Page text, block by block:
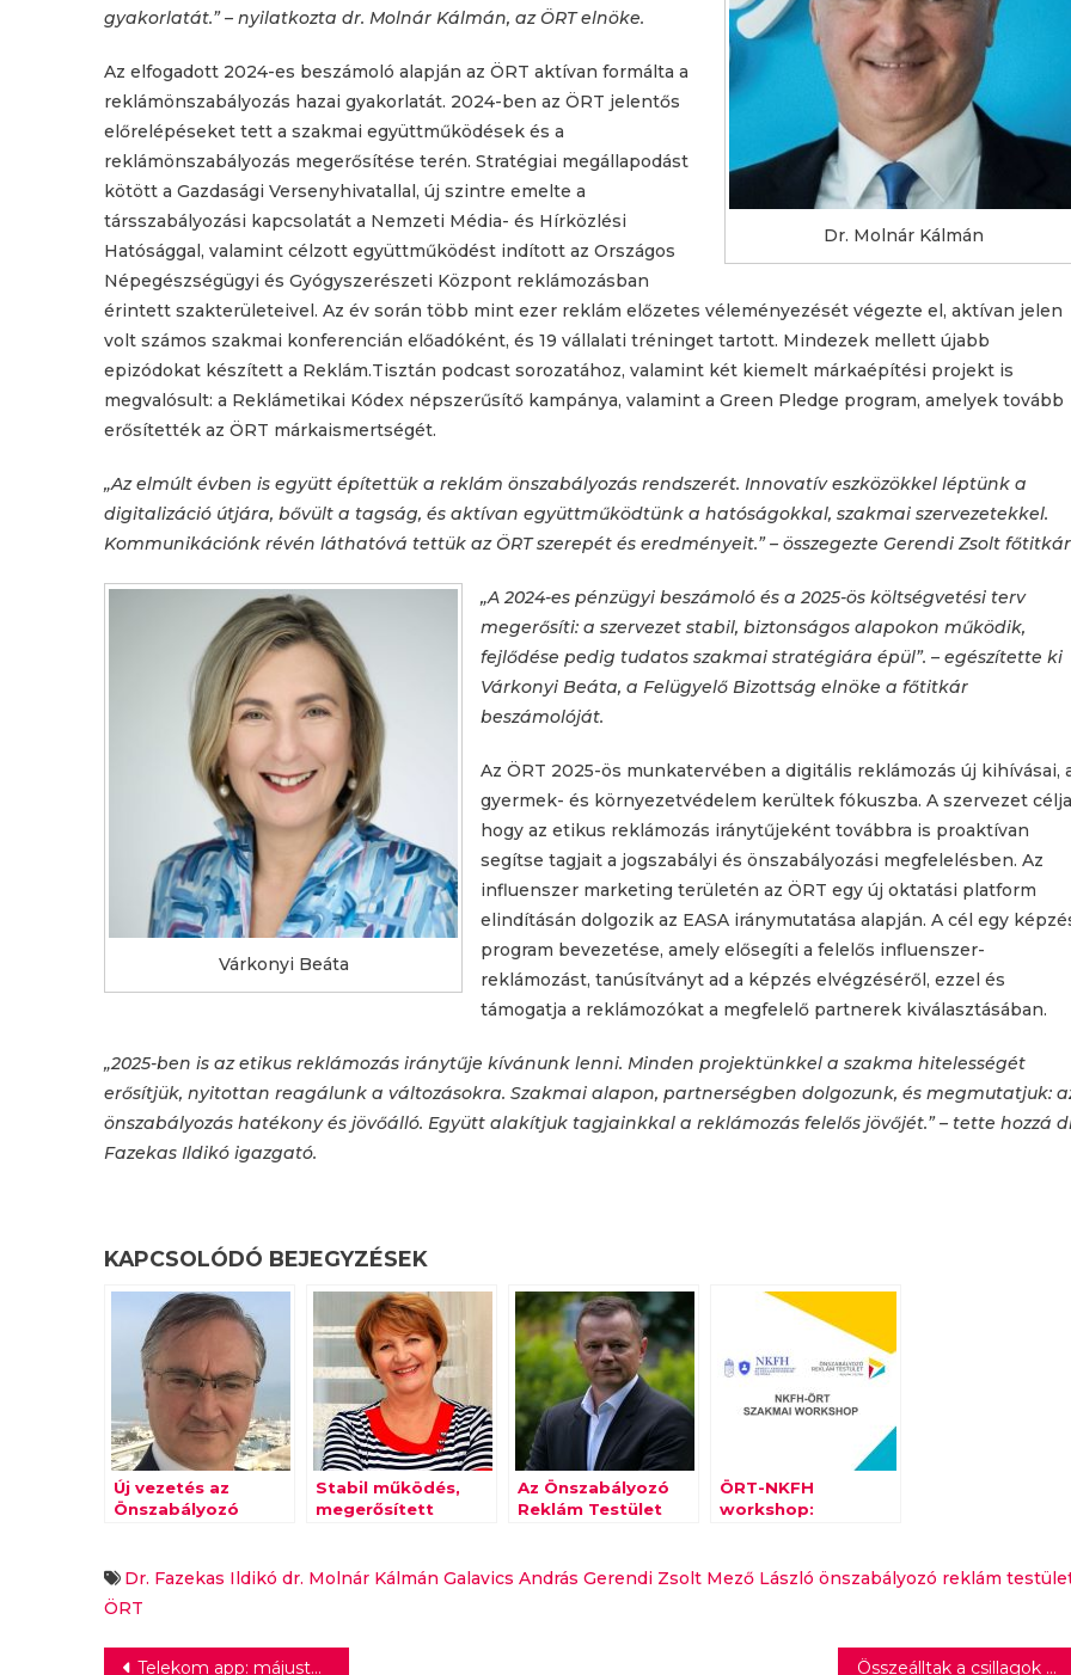
Dr. Molnár Kálmán
gyakorlatát.” – nyilatkozta dr. Molnár Kálmán, az ÖRT elnöke.
Az elfogadott 2024-es beszámoló alapján az ÖRT aktívan formálta a
reklámönszabályozás hazai gyakorlatát. 2024-ben az ÖRT jelentős
előrelépéseket tett a szakmai együttműködések és a
reklámönszabályozás megerősítése terén. Stratégiai megállapodást
kötött a Gazdasági Versenyhivatallal, új szintre emelte a
társszabályozási kapcsolatát a Nemzeti Média- és Hírközlési
Hatósággal, valamint célzott együttműködést indított az Országos
Népegészségügyi és Gyógyszerészeti Központ reklámozásban
érintett szakterületeivel. Az év során több mint ezer reklám előzetes véleményezését végezte el, aktívan jelen
volt számos szakmai konferencián előadóként, és 19 vállalati tréninget tartott. Mindezek mellett újabb
epizódokat készített a Reklám.Tisztán podcast sorozatához, valamint két kiemelt márkaépítési projekt is
megvalósult: a Reklámetikai Kódex népszerűsítő kampánya, valamint a Green Pledge program, amelyek tovább
erősítették az ÖRT márkaismertségét.
„Az elmúlt évben is együtt építettük a reklám önszabályozás rendszerét. Innovatív eszközökkel léptünk a
digitalizáció útjára, bővült a tagság, és aktívan együttműködtünk a hatóságokkal, szakmai szervezetekkel.
Kommunikációnk révén láthatóvá tettük az ÖRT szerepét és eredményeit.” – összegezte Gerendi Zsolt
Várkonyi Beáta
„A 2024-es pénzügyi beszámoló és a 2025-ös költségvetési terv
megerősíti: a szervezet stabil, biztonságos alapokon működik,
fejlődése pedig tudatos szakmai stratégiára épül”. – egészítette ki
Várkonyi Beáta, a Felügyelő Bizottság elnöke a főtitkár
beszámolóját.
Az ÖRT 2025-ös munkatervében a digitális reklámozás új kihívásai,
gyermek- és környezetvédelem kerültek fókuszba. A szervezet
hogy az etikus reklámozás iránytűjeként továbbra is proaktívan
segítse tagjait a jogszabályi és önszabályozási megfelelésben. Az
influenszer marketing területén az ÖRT egy új oktatási platform
elindításán dolgozik az EASA iránymutatása alapján. A cél egy
program bevezetése, amely elősegíti a felelős influenszer-
reklámozást, tanúsítványt ad a képzés elvégzéséről, ezzel és
támogatja a reklámozókat a megfelelő partnerek kiválasztásában.
„2025-ben is az etikus reklámozás iránytűje kívánunk lenni. Minden projektünkkel a szakma hitelességét
erősítjük, nyitottan reagálunk a változásokra. Szakmai alapon, partnerségben dolgozunk, és megmutatjuk:
önszabályozás hatékony és jövőálló. Együtt alakítjuk tagjainkkal a reklámozás felelős jövőjét.” – tette hozzá
Fazekas Ildikó igazgató.
KAPCSOLÓDÓ BEJEGYZÉSEK
Új vezetés az
Önszabályozó
Stabil működés,
megerősített
Az Önszabályozó
Reklám Testület
ÖRT-NKFH
workshop:
hatósági
Dr. Fazekas Ildikó dr. Molnár Kálmán Galavics András Gerendi Zsolt Mező László önszabályozó reklám
ÖRT
Telekom app: májustól mesterséges intelligencia, a Magenta AI generálja a válaszokat Összeálltak a csillagok – Megvannak a Csillag Születik zsűritagjai